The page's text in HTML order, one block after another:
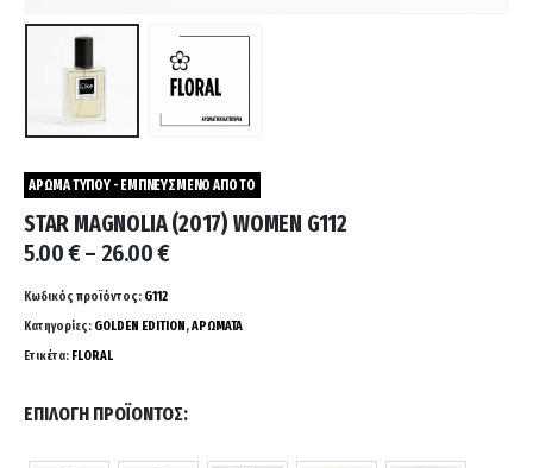
ΑΡΩΜΑ ΤΥΠΟΥ - ΕΜΠΝΕΥΣΜΕΝΟ ΑΠΟ ΤΟ
STAR MAGNOLIA (2017) WOMEN G112
5.00€– 26.00€Price
through
Κωδικός προϊόντος: G112
Κατηγορίες: GOLDEN EDITION ,ΑΡΩΜΑΤΑ
Ετικέτα: FLORAL
ΕΠΙΛΟΓΉ ΠΡΟΪΌΝΤΟΣ